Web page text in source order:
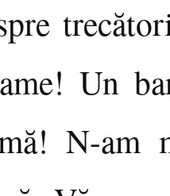
Un
N-am